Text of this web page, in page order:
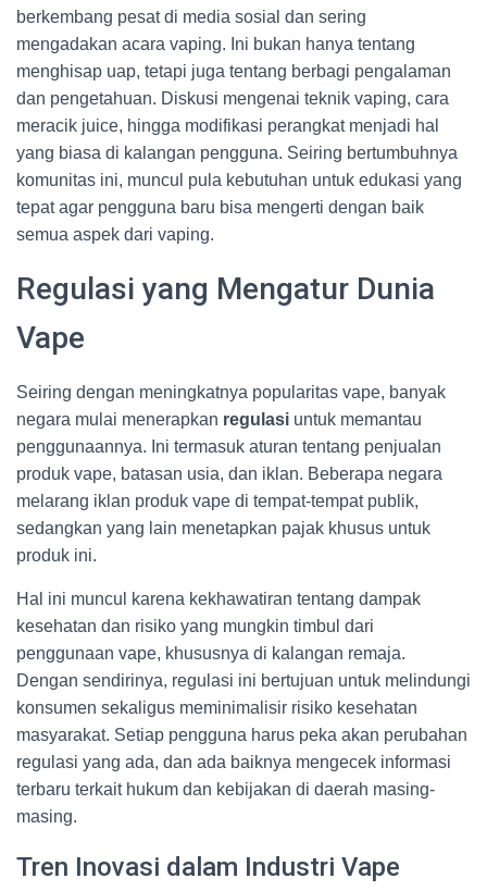
berkembang pesat di media sosial dan sering
mengadakan acara vaping. Ini bukan hanya tentang
menghisap uap, tetapi juga tentang berbagi pengalaman
dan pengetahuan. Diskusi mengenai teknik vaping, cara
meracik juice, hingga modifikasi perangkat menjadi hal
yang biasa di kalangan pengguna. Seiring bertumbuhnya
komunitas ini, muncul pula kebutuhan untuk edukasi yang
tepat agar pengguna baru bisa mengerti dengan baik
semua aspek dari vaping.
Regulasi yang Mengatur Dunia
Vape
Seiring dengan meningkatnya popularitas vape, banyak
negara mulai menerapkan regulasi untuk memantau
penggunaannya. Ini termasuk aturan tentang penjualan
produk vape, batasan usia, dan iklan. Beberapa negara
melarang iklan produk vape di tempat-tempat publik,
sedangkan yang lain menetapkan pajak khusus untuk
produk ini.
Hal ini muncul karena kekhawatiran tentang dampak
kesehatan dan risiko yang mungkin timbul dari
penggunaan vape, khususnya di kalangan remaja.
Dengan sendirinya, regulasi ini bertujuan untuk melindungi
konsumen sekaligus meminimalisir risiko kesehatan
masyarakat. Setiap pengguna harus peka akan perubahan
regulasi yang ada, dan ada baiknya mengecek informasi
terbaru terkait hukum dan kebijakan di daerah masing-
masing.
Tren Inovasi dalam Industri Vape